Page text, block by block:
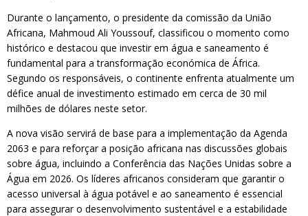
Durante o lançamento, o presidente da comissão da União
Africana, Mahmoud Ali Youssouf, classificou o momento como
histórico e destacou que investir em água e saneamento é
fundamental para a transformação económica de África.
Segundo os responsáveis, o continente enfrenta atualmente um
défice anual de investimento estimado em cerca de 30 mil
milhões de dólares neste setor.
A nova visão servirá de base para a implementação da Agenda
2063 e para reforçar a posição africana nas discussões globais
sobre água, incluindo a Conferência das Nações Unidas sobre a
Água em 2026. Os líderes africanos consideram que garantir o
acesso universal à água potável e ao saneamento é essencial
para assegurar o desenvolvimento sustentável e a estabilidade